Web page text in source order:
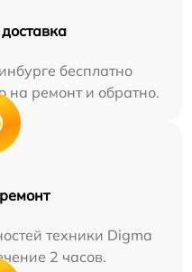
бесплатно
на ремонт и обратно.
техники Digma
2 часов.